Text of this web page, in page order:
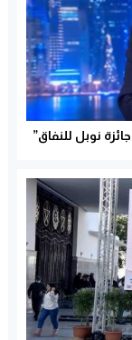
نوبل للنفاق”